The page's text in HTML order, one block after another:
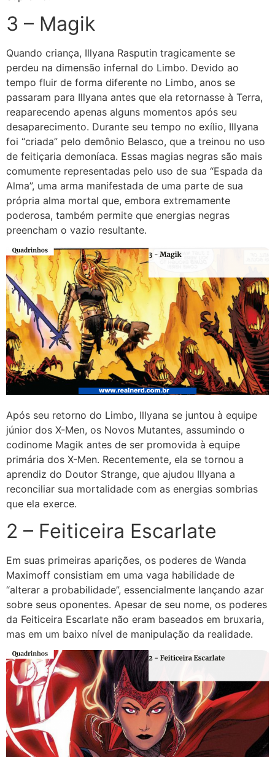
3 – Magik
Quando criança, Illyana Rasputin tragicamente se
perdeu na dimensão infernal do Limbo. Devido ao
tempo fluir de forma diferente no Limbo, anos se
passaram para Illyana antes que ela retornasse à Terra,
reaparecendo apenas alguns momentos após seu
desaparecimento. Durante seu tempo no exílio, Illyana
foi “criada” pelo demônio Belasco, que a treinou no uso
de feitiçaria demoníaca. Essas magias negras são mais
comumente representadas pelo uso de sua “Espada da
Alma”, uma arma manifestada de uma parte de sua
própria alma mortal que, embora extremamente
poderosa, também permite que energias negras
preencham o vazio resultante.
Após seu retorno do Limbo, Illyana se juntou à equipe
júnior dos X-Men, os Novos Mutantes, assumindo o
codinome Magik antes de ser promovida à equipe
primária dos X-Men. Recentemente, ela se tornou a
aprendiz do Doutor Strange, que ajudou Illyana a
reconciliar sua mortalidade com as energias sombrias
que ela exerce.
2 – Feiticeira Escarlate
Em suas primeiras aparições, os poderes de Wanda
Maximoff consistiam em uma vaga habilidade de
“alterar a probabilidade”, essencialmente lançando azar
sobre seus oponentes. Apesar de seu nome, os poderes
da Feiticeira Escarlate não eram baseados em bruxaria,
mas em um baixo nível de manipulação da realidade.